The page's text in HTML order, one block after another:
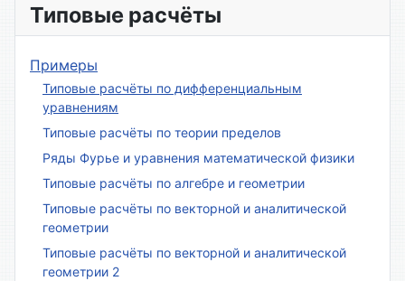
Типовые расчёты
Примеры
Типовые расчёты по дифференциальным
уравнениям
Типовые расчёты по теории пределов
Ряды Фурье и уравнения математической физики
Типовые расчёты по алгебре и геометрии
Типовые расчёты по векторной и аналитической
геометрии
Типовые расчёты по векторной и аналитической
геометрии 2